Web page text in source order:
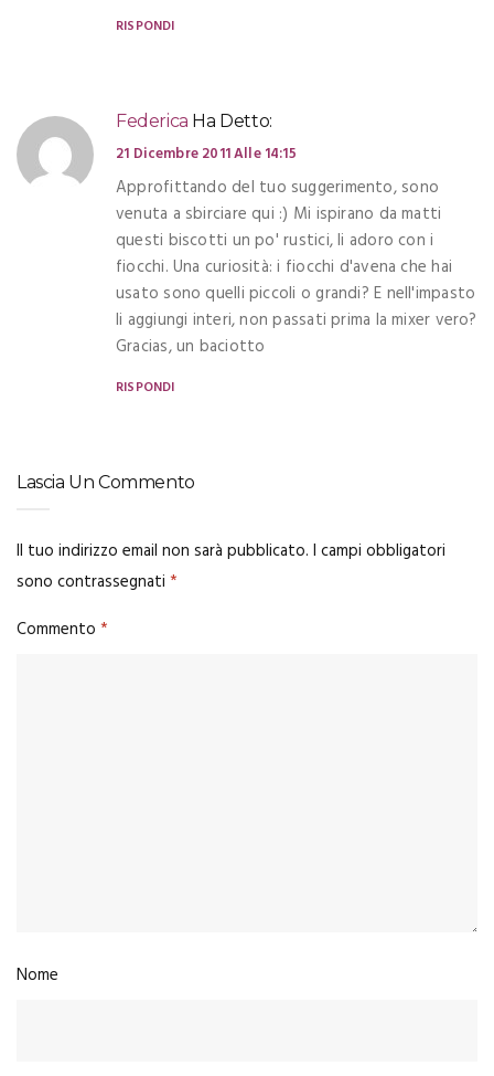
RISPONDI
Federica Ha Detto:
21 Dicembre 2011 Alle 14:15
Approfittando del tuo suggerimento, sono
venuta a sbirciare qui :) Mi ispirano da matti
questi biscotti un po' rustici, li adoro con i
fiocchi. Una curiosità: i fiocchi d'avena che hai
usato sono quelli piccoli o grandi? E nell'impasto
li aggiungi interi, non passati prima la mixer vero?
Gracias, un baciotto
RISPONDI
Lascia Un Commento
Il tuo indirizzo email non sarà pubblicato. I campi obbligatori
sono contrassegnati *
Commento *
Nome